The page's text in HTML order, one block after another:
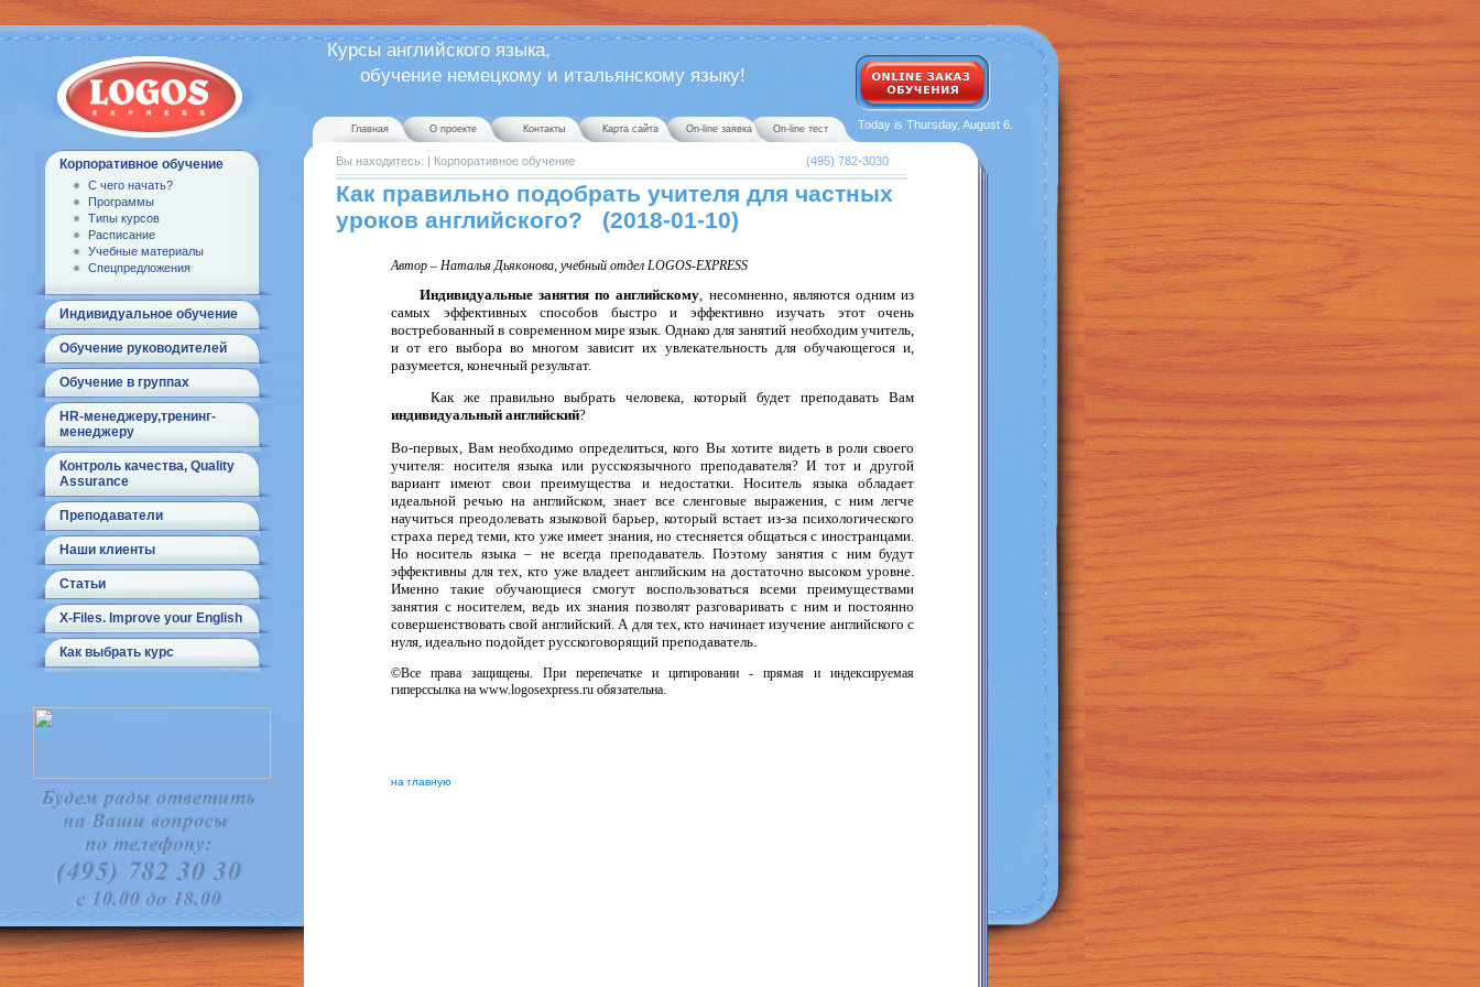
Курсы английского языка,
обучение немецкому и итальянскому языку!
Today is Thursday, August 6.
Корпоративное обучение
С чего начать?
Программы
Типы курсов
Расписание
Учебные материалы
Спецпредложения
Индивидуальное обучение
Обучение руководителей
Обучение в группах
HR-менеджеру,тренинг-
менеджеру
Контроль качества, Quality
Assurance
Преподаватели
Наши клиенты
Статьи
X-Files. Improve your English
Как выбрать курс
Главная О проекте Контакты Карта сайта On-line заявка On-line тест
Вы находитесь: | Корпоративное обучение (495) 782-3030
Как правильно подобрать учителя для частных
уроков английского? (2018-01-10)
Автор – Наталья Дьяконова, учебный отдел LOGOS-EXPRESS
Индивидуальные занятия по английскому, несомненно, являются одним из
самых эффективных способов быстро и эффективно изучать этот очень
востребованный в современном мире язык. Однако для занятий необходим учитель,
и от его выбора во многом зависит их увлекательность для обучающегося и,
разумеется, конечный результат.
Как же правильно выбрать человека, который будет преподавать Вам
индивидуальный английский?
Во-первых, Вам необходимо определиться, кого Вы хотите видеть в роли своего
учителя: носителя языка или русскоязычного преподавателя? И тот и другой
вариант имеют свои преимущества и недостатки. Носитель языка обладает
идеальной речью на английском, знает все сленговые выражения, с ним легче
научиться преодолевать языковой барьер, который встает из-за психологического
страха перед теми, кто уже имеет знания, но стесняется общаться с иностранцами.
Но носитель языка – не всегда преподаватель. Поэтому занятия с ним будут
эффективны для тех, кто уже владеет английским на достаточно высоком уровне.
Именно такие обучающиеся смогут воспользоваться всеми преимуществами
занятия с носителем, ведь их знания позволят разговаривать с ним и постоянно
совершенствовать свой английский. А для тех, кто начинает изучение английского с
нуля, идеально подойдет русскоговорящий преподаватель.
©Все права защищены. При перепечатке и цитировании - прямая и индексируемая
гиперссылка на www.logosexpress.ru обязательна.
на главную